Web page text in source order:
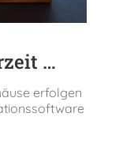
…
erfolgen